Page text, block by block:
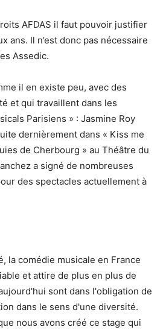
AFDAS il faut pouvoir justifier
ans. Il n’est donc pas nécessaire
Assedic.
il en existe peu, avec des
et qui travaillent dans les
Parisiens » : Jasmine Roy
dernièrement dans « Kiss me
de Cherbourg » au Théâtre du
a signé de nombreuses
des spectacles actuellement à
la comédie musicale en France
et attire de plus en plus de
sont dans l'obligation de
dans le sens d'une diversité.
nous avons créé ce stage qui